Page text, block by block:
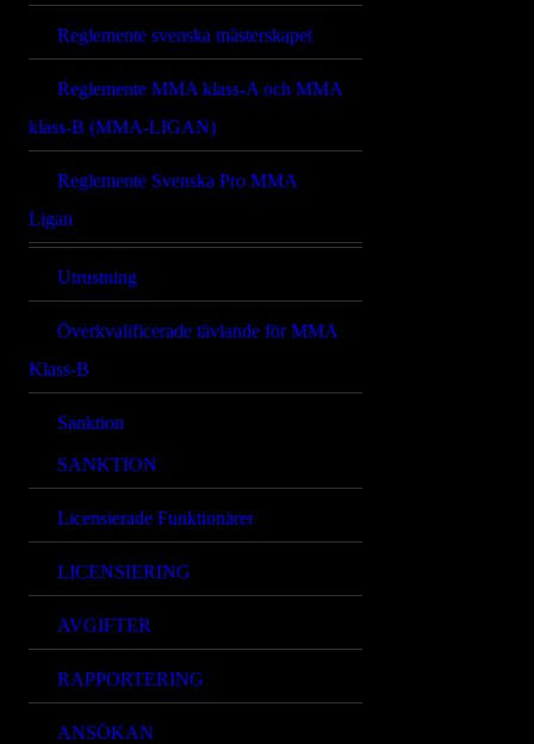
Reglemente svenska mästerskapet
Reglemente MMA klass-A och MMA
klass-B (MMA-LIGAN)
Reglemente Svenska Pro MMA
Ligan
Utrustning
Överkvalificerade tävlande för MMA
Klass-B
Sanktion
SANKTION
Licensierade Funktionärer
LICENSIERING
AVGIFTER
RAPPORTERING
ANSÖKAN